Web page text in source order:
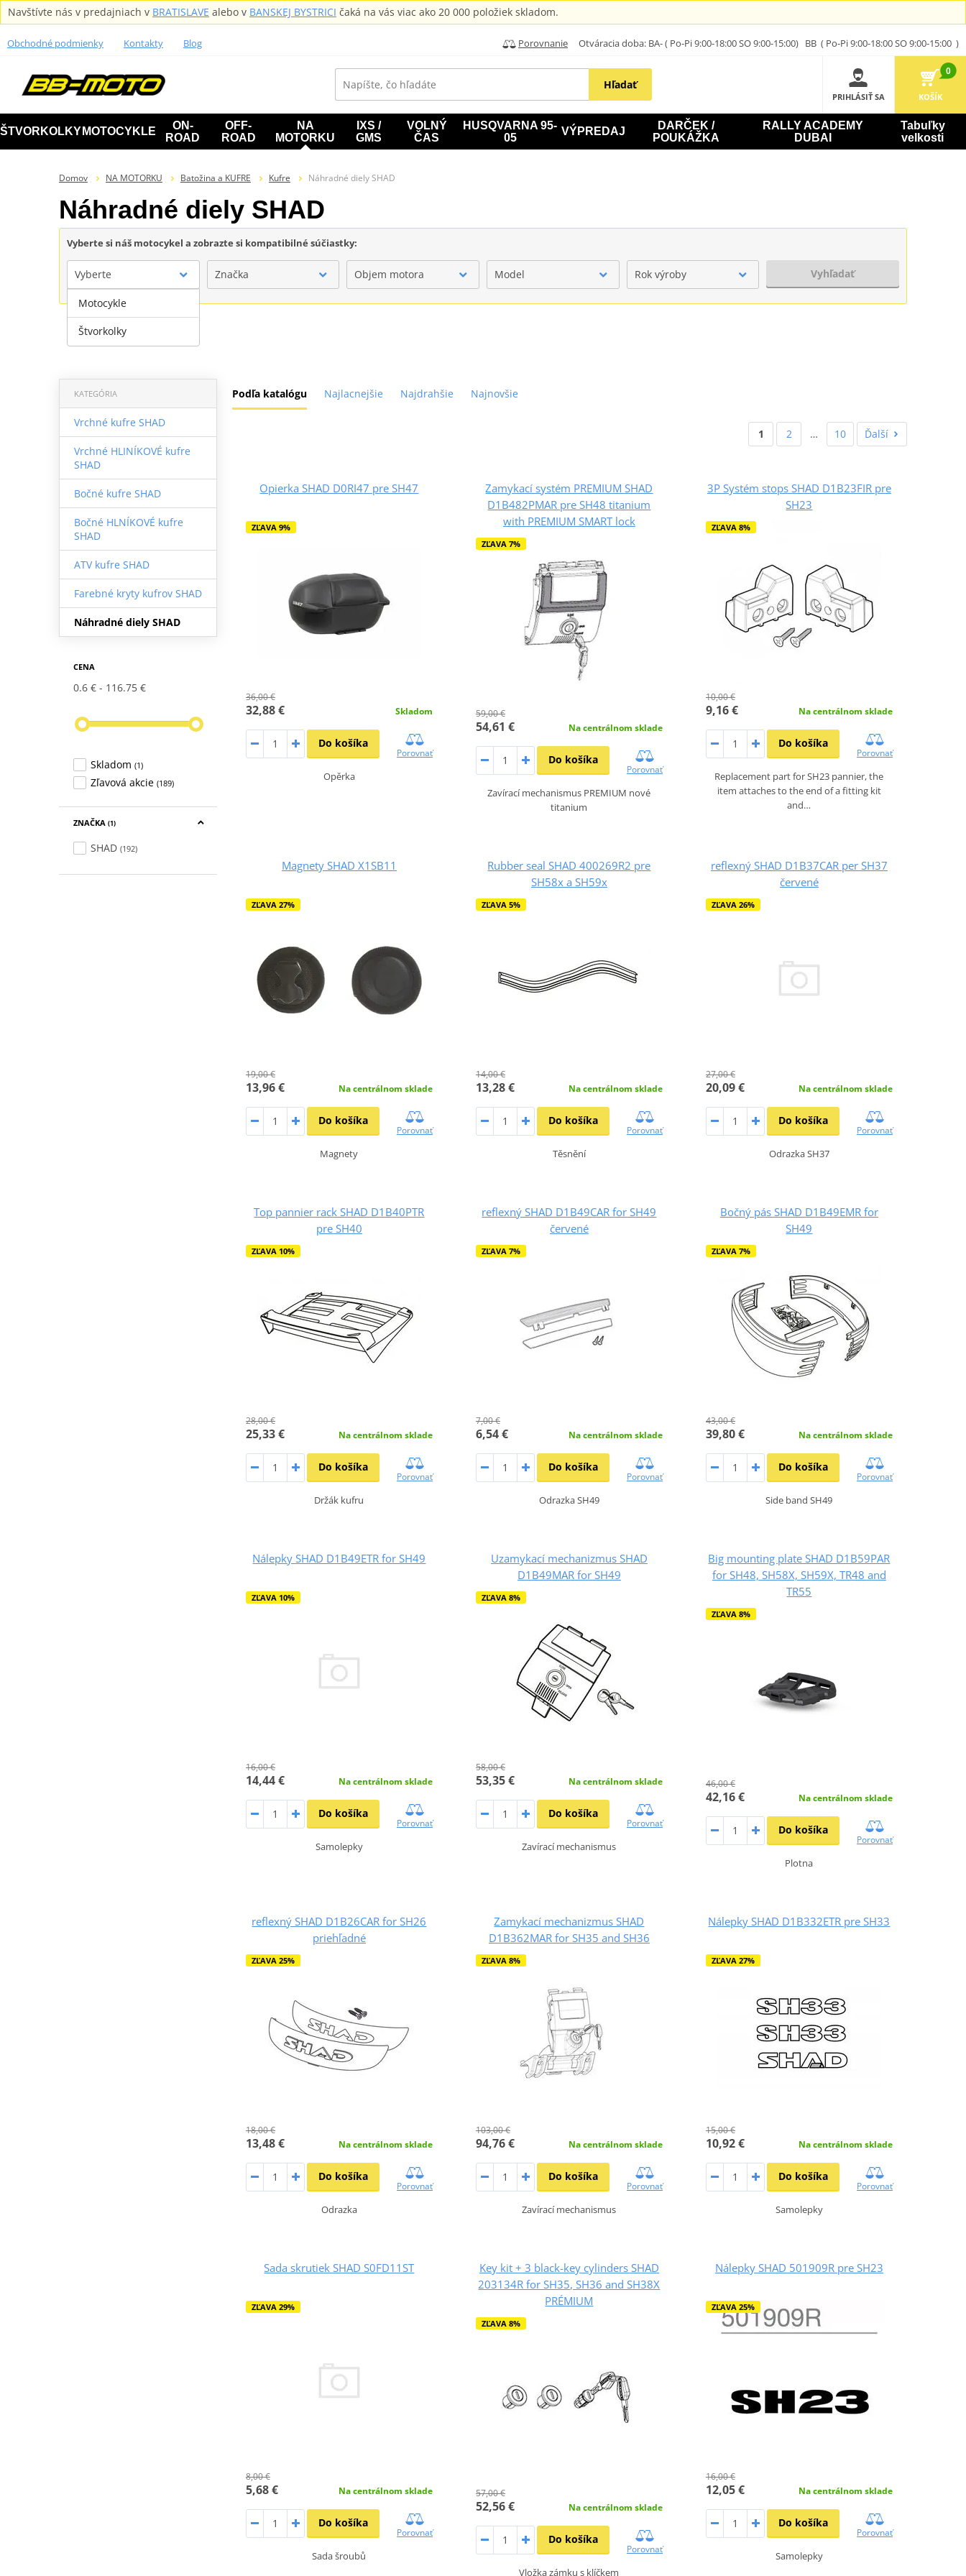
Navštívte nás v predajniach v BRATISLAVE alebo v BANSKEJ BYSTRICI čaká na vás viac ako 20 000 položiek skladom.
Obchodné podmienky Kontakty Blog Porovnanie Otváracia doba: BA- ( Po-Pi 9:00-18:00 SO 9:00-15:00) BB ( Po-Pi 9:00-18:00 SO 9:00-15:00 )
Hľadať
PRIHLÁSIŤ SA
0
KOŠÍK
ŠTVORKOLKY MOTOCYKLE
ON-
ROAD
OFF-
ROAD
NA
MOTORKU
IXS /
GMS
VOLNÝ
ČAS
HUSQVARNA 95-
05
VÝPREDAJ
DARČEK /
POUKÁŽKA
RALLY ACADEMY
DUBAI
Tabuľky
velkosti
Domov NA MOTORKU Batožina a KUFRE Kufre Náhradné diely SHAD
Náhradné diely SHAD
Vyberte si náš motocykel a zobrazte si kompatibilné súčiastky:
Vyberte Značka Objem motora Model Rok výroby Vyhľadať
Podľa katalógu Najlacnejšie Najdrahšie Najnovšie
KATEGÓRIA
Vrchné kufre SHAD
Vrchné HLINÍKOVÉ kufre
SHAD
Bočné kufre SHAD
Bočné HLNÍKOVÉ kufre
SHAD
ATV kufre SHAD
Farebné kryty kufrov SHAD
Náhradné diely SHAD
CENA
0.6 € 116.75 €
Skladom (1)
Zľavová akcie (189)
ZNAČKA (1)
SHAD (192)
1 2 … 10 Ďalší
Opierka SHAD D0RI47 pre SH47
ZĽAVA 9%
36,00 €
32,88 € Skladom
Do košíka
Porovnať
Opěrka
Zamykací systém PREMIUM SHAD
D1B482PMAR pre SH48 titanium
with PREMIUM SMART lock
ZĽAVA 7%
59,00 €
54,61 € Na centrálnom sklade
Do košíka
Porovnať
Zavírací mechanismus PREMIUM nové
titanium
3P Systém stops SHAD D1B23FIR pre
SH23
ZĽAVA 8%
10,00 €
9,16 € Na centrálnom sklade
Do košíka
Porovnať
Replacement part for SH23 pannier, the
item attaches to the end of a fitting kit
and…
Magnety SHAD X1SB11
ZĽAVA 27%
19,00 €
13,96 € Na centrálnom sklade
Do košíka
Porovnať
Magnety
Rubber seal SHAD 400269R2 pre
SH58x a SH59x
ZĽAVA 5%
14,00 €
13,28 € Na centrálnom sklade
Do košíka
Porovnať
Těsnění
reflexný SHAD D1B37CAR per SH37
červené
ZĽAVA 26%
27,00 €
20,09 € Na centrálnom sklade
Do košíka
Porovnať
Odrazka SH37
Top pannier rack SHAD D1B40PTR
pre SH40
ZĽAVA 10%
28,00 €
25,33 € Na centrálnom sklade
Do košíka
Porovnať
Držák kufru
reflexný SHAD D1B49CAR for SH49
červené
ZĽAVA 7%
7,00 €
6,54 € Na centrálnom sklade
Do košíka
Porovnať
Odrazka SH49
Bočný pás SHAD D1B49EMR for
SH49
ZĽAVA 7%
43,00 €
39,80 € Na centrálnom sklade
Do košíka
Porovnať
Side band SH49
Nálepky SHAD D1B49ETR for SH49
ZĽAVA 10%
16,00 €
14,44 € Na centrálnom sklade
Do košíka
Porovnať
Samolepky
Uzamykací mechanizmus SHAD
D1B49MAR for SH49
ZĽAVA 8%
58,00 €
53,35 € Na centrálnom sklade
Do košíka
Porovnať
Zavírací mechanismus
Big mounting plate SHAD D1B59PAR
for SH48, SH58X, SH59X, TR48 and
TR55
ZĽAVA 8%
46,00 €
42,16 € Na centrálnom sklade
Do košíka
Porovnať
Plotna
reflexný SHAD D1B26CAR for SH26
priehľadné
ZĽAVA 25%
18,00 €
13,48 € Na centrálnom sklade
Do košíka
Porovnať
Odrazka
Zamykací mechanizmus SHAD
D1B362MAR for SH35 and SH36
ZĽAVA 8%
103,00 €
94,76 € Na centrálnom sklade
Do košíka
Porovnať
Zavírací mechanismus
Nálepky SHAD D1B332ETR pre SH33
ZĽAVA 27%
15,00 €
10,92 € Na centrálnom sklade
Do košíka
Porovnať
Samolepky
Sada skrutiek SHAD S0FD11ST
ZĽAVA 29%
8,00 €
5,68 € Na centrálnom sklade
Do košíka
Porovnať
Sada šroubů
Key kit + 3 black-key cylinders SHAD
203134R for SH35, SH36 and SH38X
PRÉMIUM
ZĽAVA 8%
57,00 €
52,56 € Na centrálnom sklade
Do košíka
Porovnať
Vložka zámku s klíčkem
Nálepky SHAD 501909R pre SH23
ZĽAVA 25%
16,00 €
12,05 € Na centrálnom sklade
Do košíka
Porovnať
Samolepky
Motocykle
Štvorkolky